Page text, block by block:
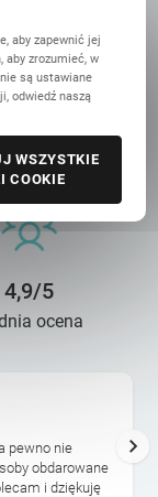
mln+
zdjęć
4,9/5
ocena
pewno nie
obdarowane
i dziękuję
aby zapewnić jej
aby zrozumieć, w
są ustawiane
odwiedź naszą
WSZYSTKIE
COOKIE